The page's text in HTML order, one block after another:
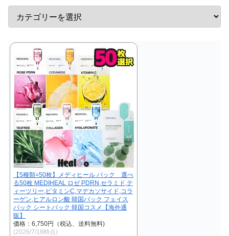
【5種類=50枚】メディヒール パック 選べ
る50枚 MEDIHEAL ロゼ PDRN,セラミド,テ
ィーツリー,ビタミンC,マデカソサイド,コラ
ーゲン,ヒアルロン酸 韓国パック フェイス
パック シートパック 韓国コスメ【海外通
販】
価格：6,750円（税込、送料無料)
(2026/7/18時点)